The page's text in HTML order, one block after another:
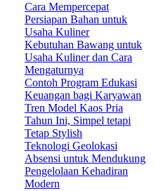
Cara Mempercepat
Persiapan Bahan untuk
Usaha Kuliner
Kebutuhan Bawang untuk
Usaha Kuliner dan Cara
Mengaturnya
Contoh Program Edukasi
Keuangan bagi Karyawan
Tren Model Kaos Pria
Tahun Ini, Simpel tetapi
Tetap Stylish
Teknologi Geolokasi
Absensi untuk Mendukung
Pengelolaan Kehadiran
Modern